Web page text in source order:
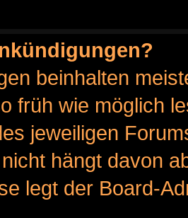
beinhalten
früh wie möglich
jeweiligen
hängt davon
legt der Board-